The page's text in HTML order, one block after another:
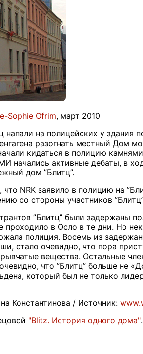
Sophie Ofrim, март 2010
на полицейских у
разогнать местный Дом
кидаться в полицию
начались активные дебаты, в
дом ”Блитц”.
что NRK заявило в полицию на
со стороны участников
”Блитц” были задержаны
в Осло в те дни. Но
полиция. Восемь из
стало очевидно, что пора
вещества. Остальные
что ”Блитц” больше не
который был не только
Константинова / Источник:
"Blitz. История одного дома".